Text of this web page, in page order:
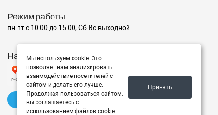
Режим работы
пн-пт с 10:00 до 15:00, Сб-Вс выходной
Наш рейтинг на Яндексе
✍️ Оставить отзыв
Мы используем cookie. Это
позволяет нам анализировать
взаимодействие посетителей с
сайтом и делать его лучше.
Продолжая пользоваться сайтом,
вы соглашаетесь с
использованием файлов cookie.
Принять